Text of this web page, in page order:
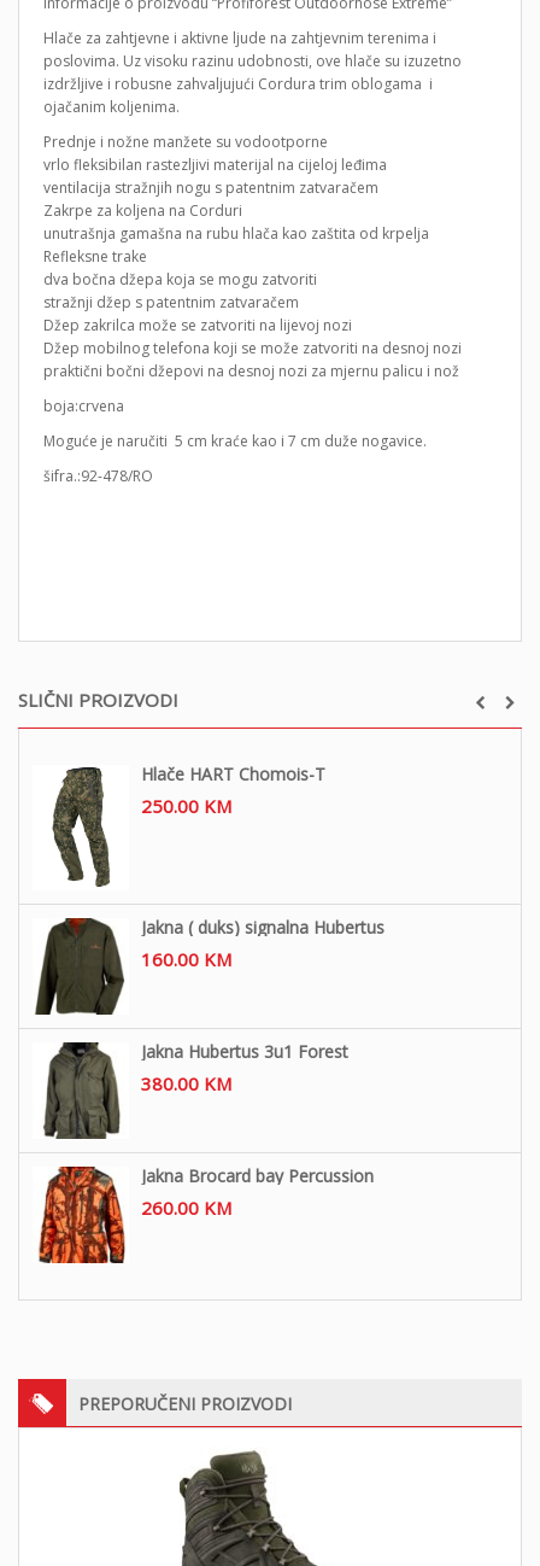
SLIČNI PROIZVODI
Hlače HART Chomois-T
250.00 KM
Jakna ( duks) signalna Hubertus
160.00 KM
Jakna Hubertus 3u1 Forest
380.00 KM
Jakna Brocard bay Percussion
260.00 KM
PREPORUČENI PROIZVODI
Hlače za zahtjevne i aktivne ljude na zahtjevnim terenima i
poslovima. Uz visoku razinu udobnosti, ove hlače su izuzetno
izdržljive i robusne zahvaljujući Cordura trim oblogama i
ojačanim koljenima.
Prednje i nožne manžete su vodootporne
vrlo fleksibilan rastezljivi materijal na cijeloj leđima
ventilacija stražnjih nogu s patentnim zatvaračem
Zakrpe za koljena na Corduri
unutrašnja gamašna na rubu hlača kao zaštita od krpelja
Refleksne trake
dva bočna džepa koja se mogu zatvoriti
stražnji džep s patentnim zatvaračem
Džep zakrilca može se zatvoriti na lijevoj nozi
Džep mobilnog telefona koji se može zatvoriti na desnoj nozi
praktični bočni džepovi na desnoj nozi za mjernu palicu i nož
boja:crvena
Moguće je naručiti 5 cm kraće kao i 7 cm duže nogavice.
šifra.:92-478/RO